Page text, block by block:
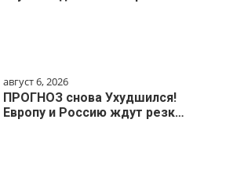
август 6, 2026
ПРОГНОЗ снова Ухудшился!
Европу и Россию ждут резк…